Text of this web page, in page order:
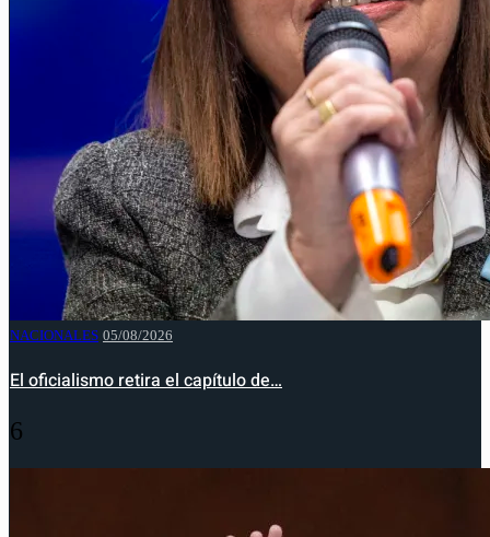
NACIONALES 05/08/2026
El oficialismo retira el capítulo de…
6